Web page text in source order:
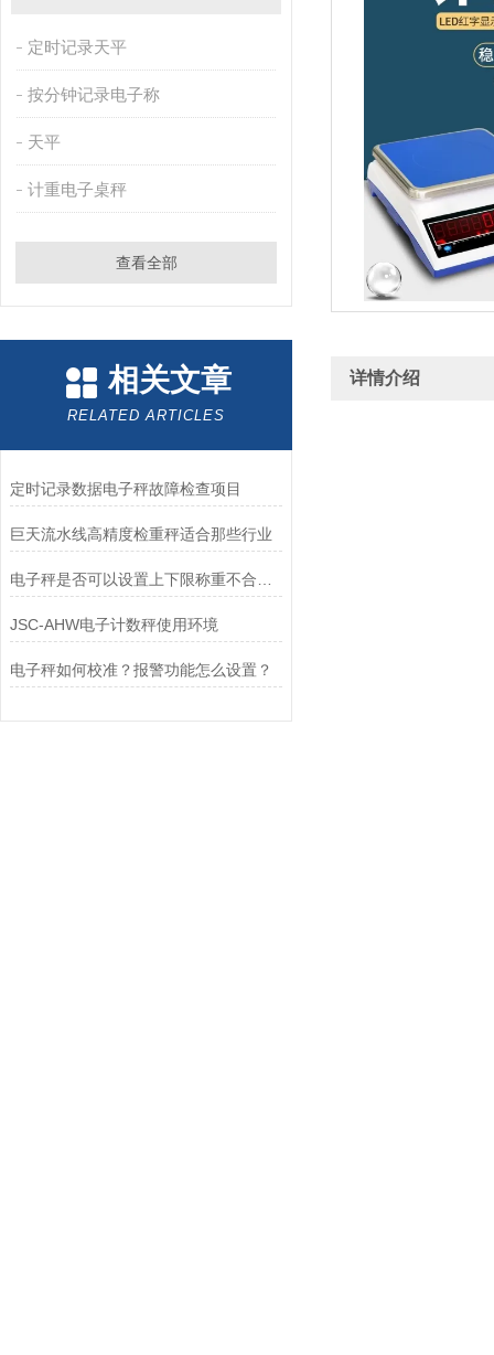
定时记录天平
按分钟记录电子称
天平
计重电子桌秤
查看全部
相关文章
RELATED ARTICLES
定时记录数据电子秤故障检查项目
巨天流水线高精度检重秤适合那些行业
JSC-AHW电子计数秤使用环境
电子秤如何校准？报警功能怎么设置？
详情介绍